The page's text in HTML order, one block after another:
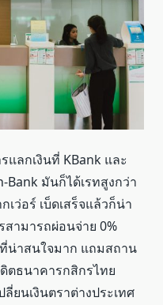
แลกเงินที่ KBank และ
Bank มันก็ได้เรทสูงกว่า
ว่อร์ เบ็ดเสร็จแล้วก็น่า
ามารถผ่อนจ่าย 0%
น่าสนใจมาก แถมสถาน
ตธนาคารกสิกรไทย
ยนเงินตราต่างประเทศ